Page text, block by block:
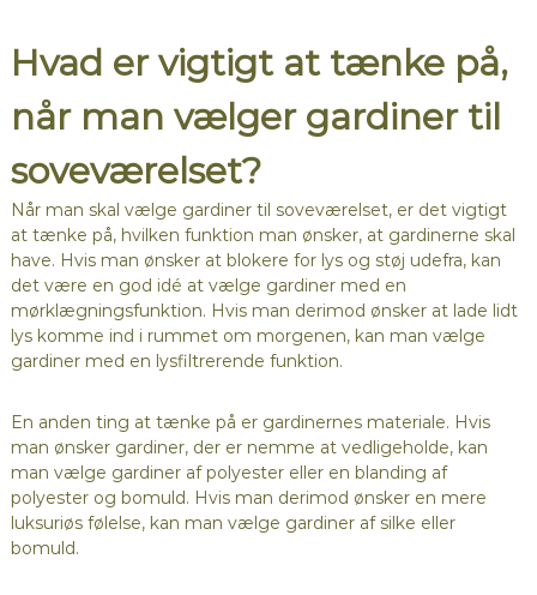
Hvad er vigtigt at tænke på,
når man vælger gardiner til
soveværelset?
Når man skal vælge gardiner til soveværelset, er det vigtigt
at tænke på, hvilken funktion man ønsker, at gardinerne skal
have. Hvis man ønsker at blokere for lys og støj udefra, kan
det være en god idé at vælge gardiner med en
mørklægningsfunktion. Hvis man derimod ønsker at lade lidt
lys komme ind i rummet om morgenen, kan man vælge
gardiner med en lysfiltrerende funktion.
En anden ting at tænke på er gardinernes materiale. Hvis
man ønsker gardiner, der er nemme at vedligeholde, kan
man vælge gardiner af polyester eller en blanding af
polyester og bomuld. Hvis man derimod ønsker en mere
luksuriøs følelse, kan man vælge gardiner af silke eller
bomuld.